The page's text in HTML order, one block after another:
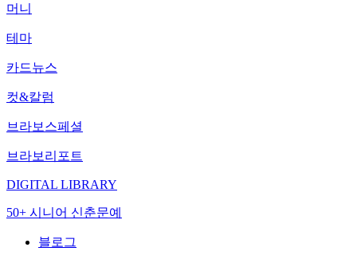
머니
테마
카드뉴스
컷&칼럼
브라보스페셜
브라보리포트
DIGITAL LIBRARY
50+ 시니어 신춘문예
블로그